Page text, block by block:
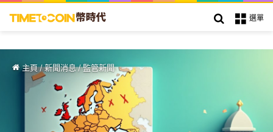
選單
搜索
主頁/新聞消息/監管新聞